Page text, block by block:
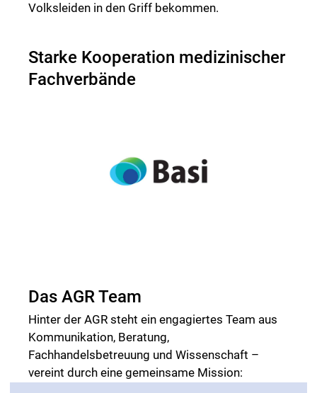
Volksleiden in den Griff bekommen.
Starke Kooperation medizinischer
Fachverbände
Das AGR Team
Hinter der AGR steht ein engagiertes Team aus
Kommunikation, Beratung,
Fachhandelsbetreuung und Wissenschaft –
vereint durch eine gemeinsame Mission: